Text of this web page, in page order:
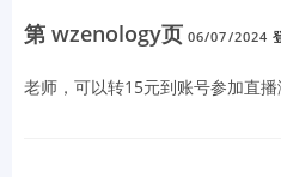
第 wzenology页 06/07/2024
老师，可以转15元到账号参加直播